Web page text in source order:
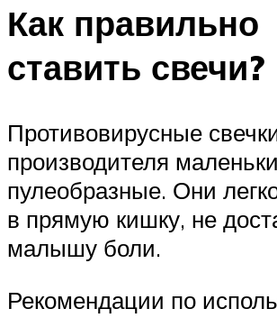
Как правильно
ставить свечи?
Противовирусные
производителя
пулеобразные. Они
в прямую кишку, не
малышу боли.
Рекомендации по